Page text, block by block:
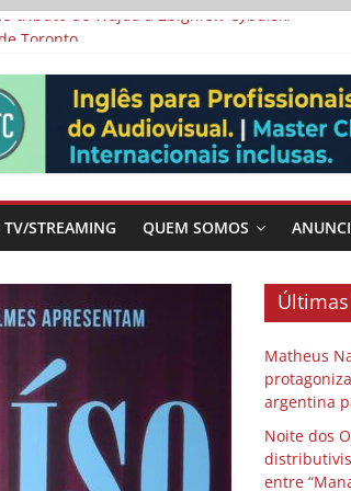
tributo de Wajda a Zbigniew Cybulski
série argentina para o cinema
e “O Agente Secreto”
a partir de histórias de vida
STREAMING QUEM SOMOS
Matheus
argentina
Noite dos
entre